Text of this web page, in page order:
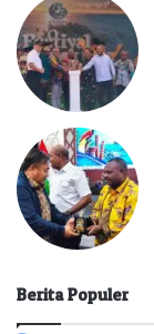
Berita Populer